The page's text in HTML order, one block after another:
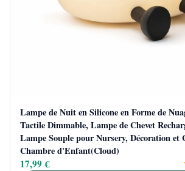
Lampe de Nuit en Silicone en Forme de
Tactile Dimmable, Lampe de Chevet
Lampe Souple pour Nursery, Décoration et
Chambre d'Enfant(Cloud)
17,99 €